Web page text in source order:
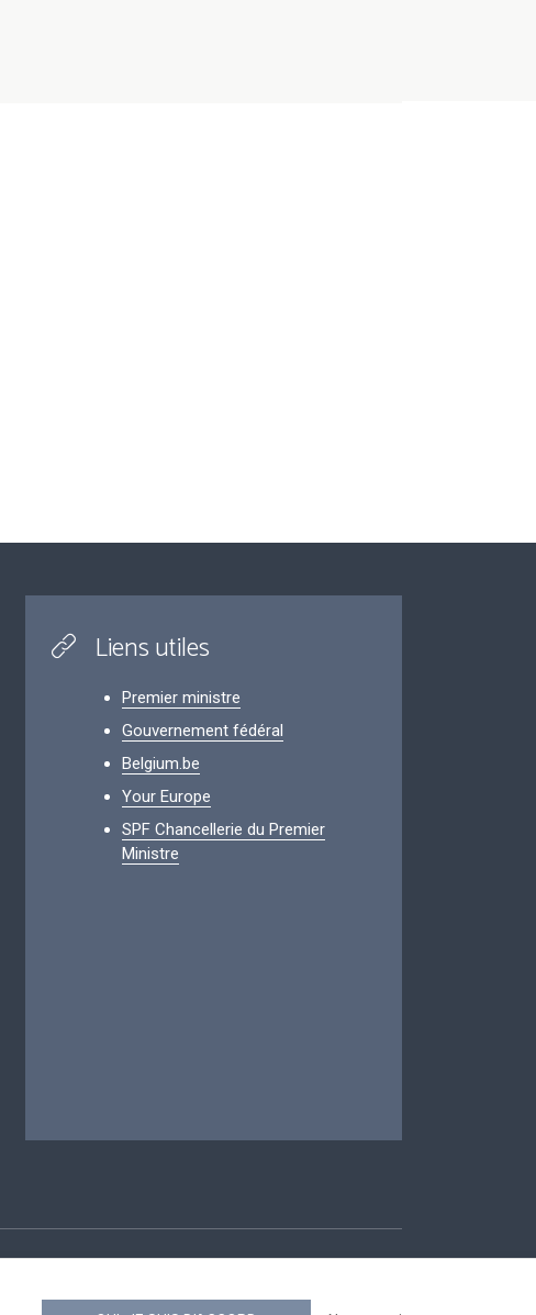
Liens utiles
Premier ministre
Gouvernement fédéral
Belgium.be
Your Europe
SPF Chancellerie du Premier
Ministre